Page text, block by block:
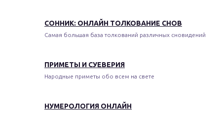
СОННИК: ОНЛАЙН ТОЛКОВАНИЕ СНОВ
Самая большая база толкований различных сновидений
ПРИМЕТЫ И СУЕВЕРИЯ
Народные приметы обо всем на свете
НУМЕРОЛОГИЯ ОНЛАЙН